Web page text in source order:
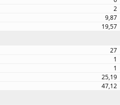
2
9,87
19,57
27
1
1
25,19
47,12